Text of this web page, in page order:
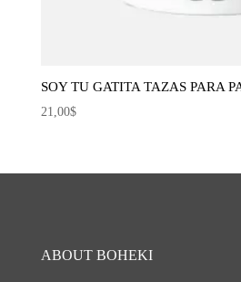
SOY TU GATITA TAZAS PARA
21,00$
ABOUT BOHEKI